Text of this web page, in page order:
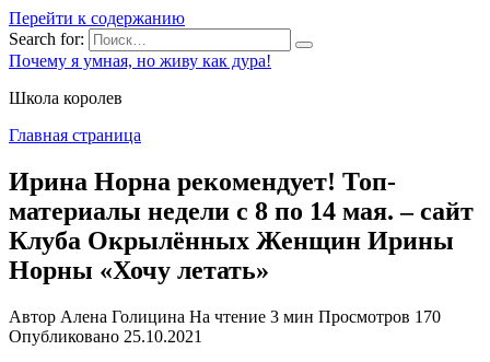
Перейти к содержанию
Search for:
Почему я умная, но живу как дура!
Школа королев
Главная страница
Ирина Норна рекомендует! Топ-
материалы недели с 8 по 14 мая. – сайт
Клуба Окрылённых Женщин Ирины
Норны «Хочу летать»
Автор Алена Голицина На чтение 3 мин Просмотров 170
Опубликовано 25.10.2021